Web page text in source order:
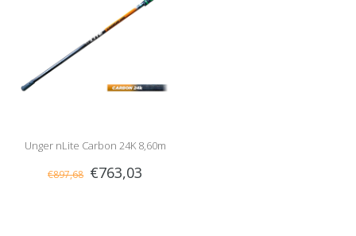
Unger nLite Carbon 24K 8,60m
€897,68 €763,03